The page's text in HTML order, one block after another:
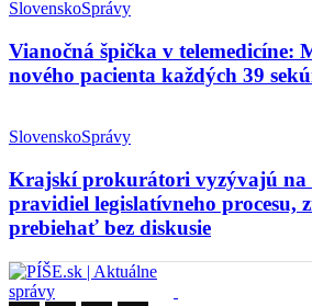
SlovenskoSprávy
Vianočná špička v telemedicíne:
nového pacienta každých 39
SlovenskoSprávy
Krajskí prokurátori vyzývajú na
pravidiel legislatívneho procesu,
prebiehať bez diskusie